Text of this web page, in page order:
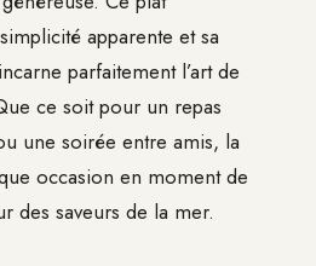
apparente et sa
parfaitement l’art de
ce soit pour un repas
une soirée entre amis, la
occasion en moment de
des saveurs de la mer.